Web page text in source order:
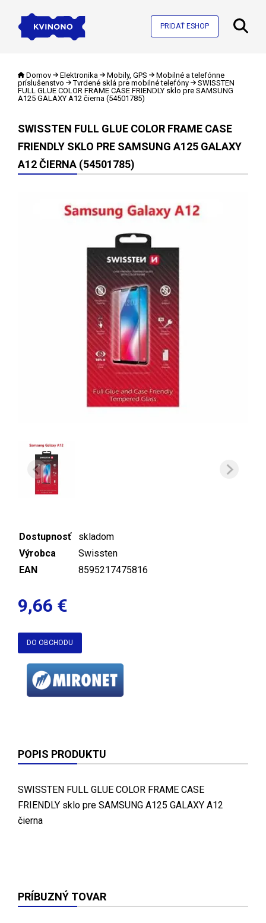
PRIDAŤ ESHOP
Domov Elektronika Mobily, GPS
Mobilné a telefónne
príslušenstvo
Tvrdené sklá pre mobilné telefóny
SWISSTEN
FULL GLUE COLOR FRAME CASE FRIENDLY sklo pre SAMSUNG
A125 GALAXY A12 čierna (54501785)
SWISSTEN FULL GLUE COLOR FRAME CASE
FRIENDLY SKLO PRE SAMSUNG A125 GALAXY
A12 ČIERNA (54501785)
Dostupnosť
skladom
Výrobca
Swissten
EAN
8595217475816
9,66 €
DO OBCHODU
POPIS PRODUKTU
SWISSTEN FULL GLUE COLOR FRAME CASE
FRIENDLY sklo pre SAMSUNG A125 GALAXY A12
čierna
PRÍBUZNÝ TOVAR